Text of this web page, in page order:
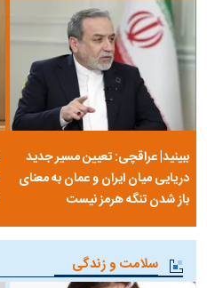
ببینید| عراقچی: تعیین مسیر جدید
دریایی میان ایران و عمان به معنای
باز شدن تنگه هرمز نیست
سلامت و زندگی